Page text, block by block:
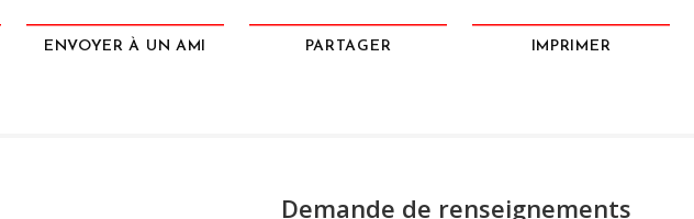
ENVOYER À UN AMI PARTAGER IMPRIMER
Demande de renseignements